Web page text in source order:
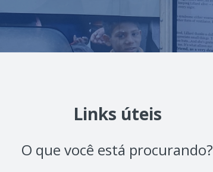
Links úteis
O que você está procurando?